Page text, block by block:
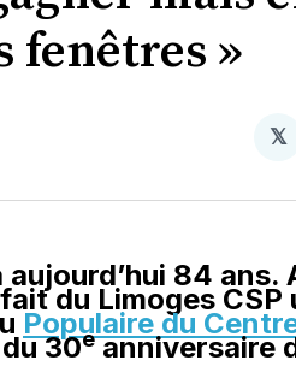
fenêtres »
𝕏
84 ans.
du Limoges CSP
Populaire du
30eanniversaire